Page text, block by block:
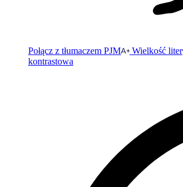
Połącz z tłumaczem PJM Wielkość liter
kontrastowa